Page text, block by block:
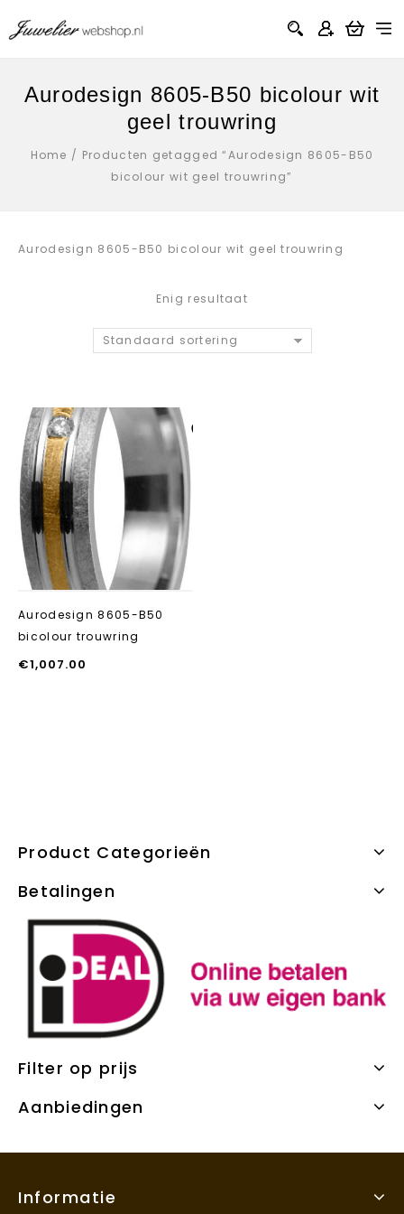
Aurodesign 8605-B50 bicolour wit
geel trouwring
Home / Producten getagged “Aurodesign 8605-B50
bicolour wit geel trouwring”
Aurodesign 8605-B50 bicolour wit geel trouwring
Enig resultaat
Standaard sortering
Aurodesign 8605-B50
bicolour trouwring
€1,007.00
Product Categorieën
Betalingen
Filter op prijs
Aanbiedingen
Informatie